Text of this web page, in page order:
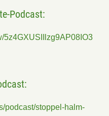
Podcast:
5z4GXUSIIlzg9AP08IO3
podcast/stoppel-halm-